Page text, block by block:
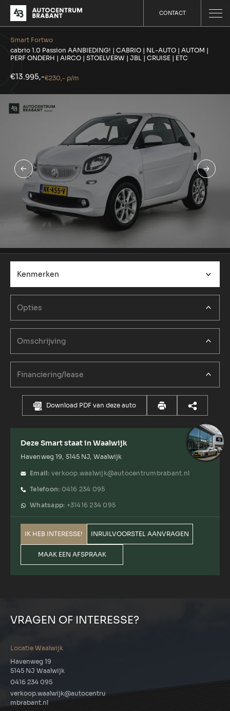
CONTACT
Smart Fortwo
cabrio 1.0 Passion AANBIEDING! | CABRIO | NL-AUTO | AUTOM |
PERF ONDERH | AIRCO | STOELVERW | JBL | CRUISE | ETC
€13.995,-€230,- p/m
Kenmerken
Opties
Omschrijving
Financiering/lease
Download PDF van deze auto
Deze Smart staat in Waalwijk
Havenweg 19, 5145 NJ, Waalwijk
Email: verkoop.waalwijk@autocentrumbrabant.nl
Telefoon: 0416 234 095
Whatsapp: +31416 234 095
IK HEB INTERESSE! INRUILVOORSTEL AANVRAGEN
MAAK EEN AFSPRAAK
VRAGEN OF INTERESSE?
Locatie Waalwijk
Havenweg 19
5145 NJ Waalwijk
0416 234 095
verkoop.waalwijk@autocentru
mbrabant.nl